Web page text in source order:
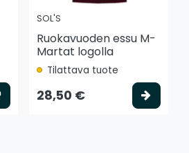
Lisää koriin
SOL'S
Ruokavuoden essu M-
Martat logolla
Tilattava tuote
28,50 €